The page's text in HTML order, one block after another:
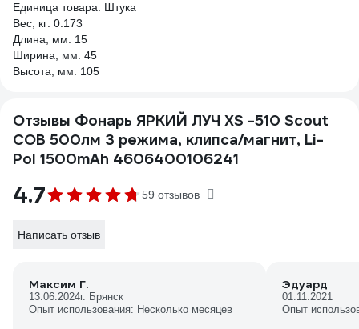
Единица товара: Штука
Вес, кг: 0.173
Длина, мм: 15
Ширина, мм: 45
Высота, мм: 105
Отзывы Фонарь ЯРКИЙ ЛУЧ XS -510 Scout
COB 500лм 3 режима, клипса/магнит, Li-
Pol 1500mAh 4606400106241
4.7 59 отзывов
Написать отзыв
Максим Г.
13.06.2024г. Брянск
Опыт использования: Несколько месяцев
Эдуард
01.11.2021
Опыт